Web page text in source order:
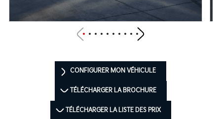
CONFIGURER MON VÉHICULE
TÉLÉCHARGER LA BROCHURE
TÉLÉCHARGER LA LISTE DES PRIX